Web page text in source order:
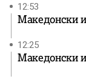
12:53
Македонски
12:25
Македонски